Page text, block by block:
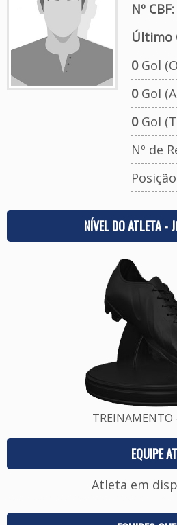
Nº CBF:
Último
0Gol
0Gol
0Gol
Nº de
NÍVEL DO ATLETA -
TREINAMENTO
EQUIPE
Atleta em